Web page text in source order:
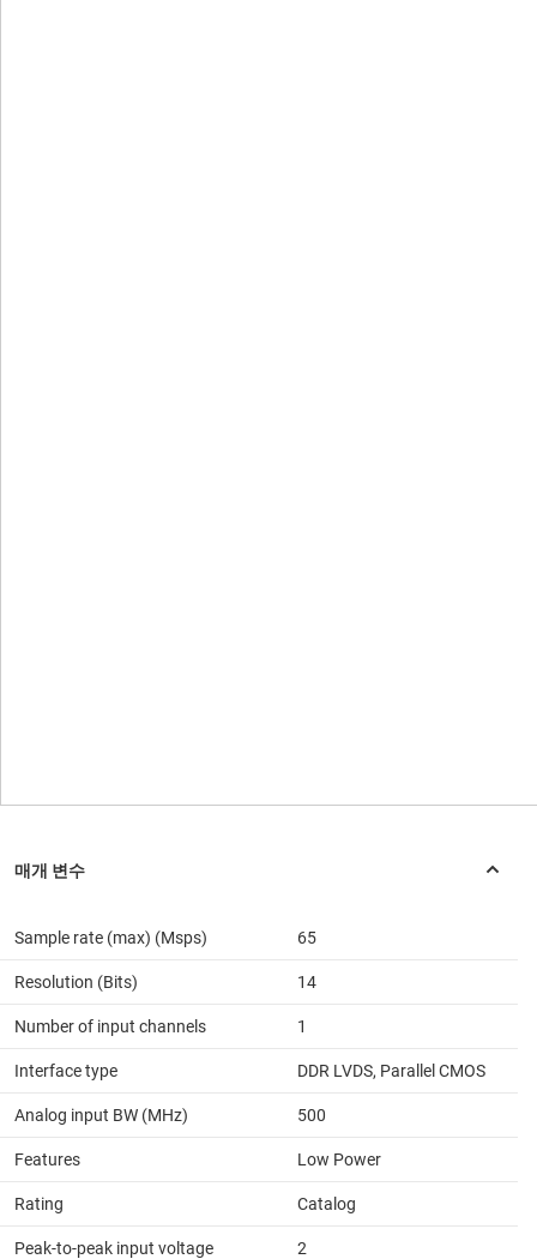
Sample rate (max) (Msps) 65
Resolution (Bits) 14
Number of input channels 1
Interface type DDR LVDS, Parallel CMOS
Analog input BW (MHz) 500
Features Low Power
Rating Catalog
Peak-to-peak input voltage
2